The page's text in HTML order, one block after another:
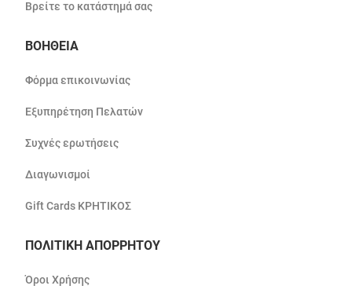
Βρείτε το κατάστημά σας
ΒΟΗΘΕΙΑ
Φόρμα επικοινωνίας
Εξυπηρέτηση Πελατών
Συχνές ερωτήσεις
Διαγωνισμοί
Gift Cards ΚΡΗΤΙΚΟΣ
ΠΟΛΙΤΙΚΗ ΑΠΟΡΡΗΤΟΥ
Όροι Χρήσης